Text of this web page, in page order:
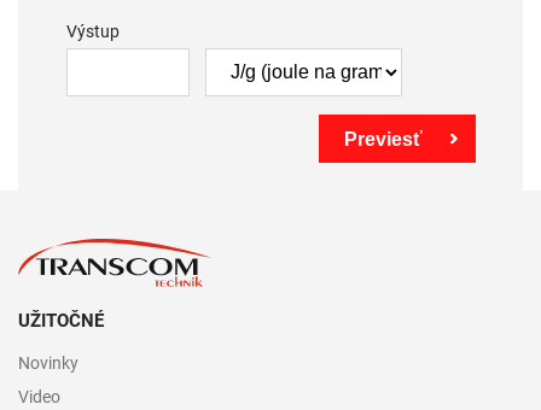
Výstup
Previesť
UŽITOČNÉ
Novinky
Video